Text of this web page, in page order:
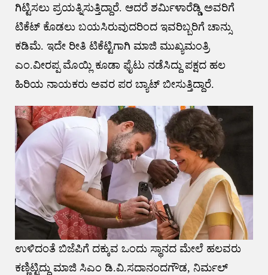
ಗಿಟ್ಟಿಸಲು ಪ್ರಯತ್ನಿಸುತ್ತಿದ್ದಾರೆ. ಆದರೆ ಶರ್ಮಿಳಾರೆಡ್ಡಿ ಅವರಿಗೆ
ಟಿಕೆಟ್ ಕೊಡಲು ಬಯಸಿರುವುದರಿಂದ ಇವರಿಬ್ಬರಿಗೆ ಚಾನ್ಸು
ಕಡಿಮೆ. ಇದೇ ರೀತಿ ಟಿಕೆಟ್ಟಿಗಾಗಿ ಮಾಜಿ ಮುಖ್ಯಮಂತ್ರಿ
ಎಂ.ವೀರಪ್ಪ ಮೊಯ್ಲಿ ಕೂಡಾ ಫೈಟು ನಡೆಸಿದ್ದು ಪಕ್ಷದ ಹಲ‌
ಹಿರಿಯ ನಾಯಕರು ಅವರ ಪರ ಬ್ಯಾಟ್ ಬೀಸುತ್ತಿದ್ದಾರೆ.
ಉಳಿದಂತೆ ಬಿಜೆಪಿಗೆ ದಕ್ಕುವ ಒಂದು ಸ್ಥಾನದ ಮೇಲೆ ಹಲವರು‌
ಕಣ್ಣಿಟ್ಟಿದ್ದು ಮಾಜಿ ಸಿಎಂ ಡಿ.ವಿ.ಸದಾನಂದಗೌಡ, ನಿರ್ಮಲ್